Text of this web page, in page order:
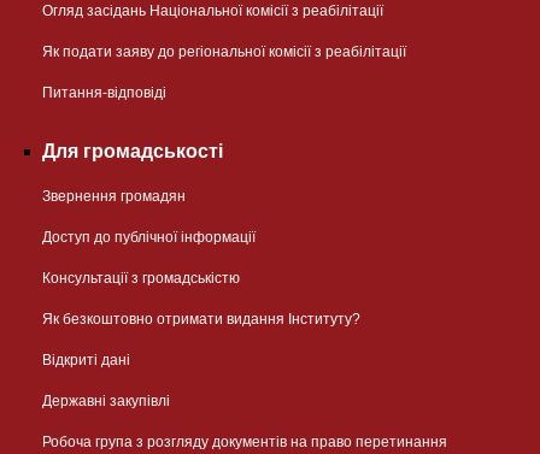
Огляд засідань Національної комісії з реабілітації
Як подати заяву до регіональної комісії з реабілітації
Питання-відповіді
Для громадськості
Звернення громадян
Доступ до публічної інформації
Консультації з громадськістю
Як безкоштовно отримати видання Інституту?
Відкриті дані
Державні закупівлі
Робоча група з розгляду документів на право перетинання